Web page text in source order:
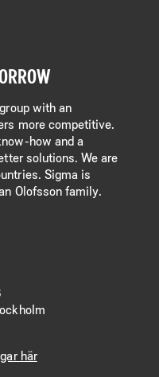
with an
more competitive.
how and a
solutions. We are
Sigma is
Olofsson family.
här